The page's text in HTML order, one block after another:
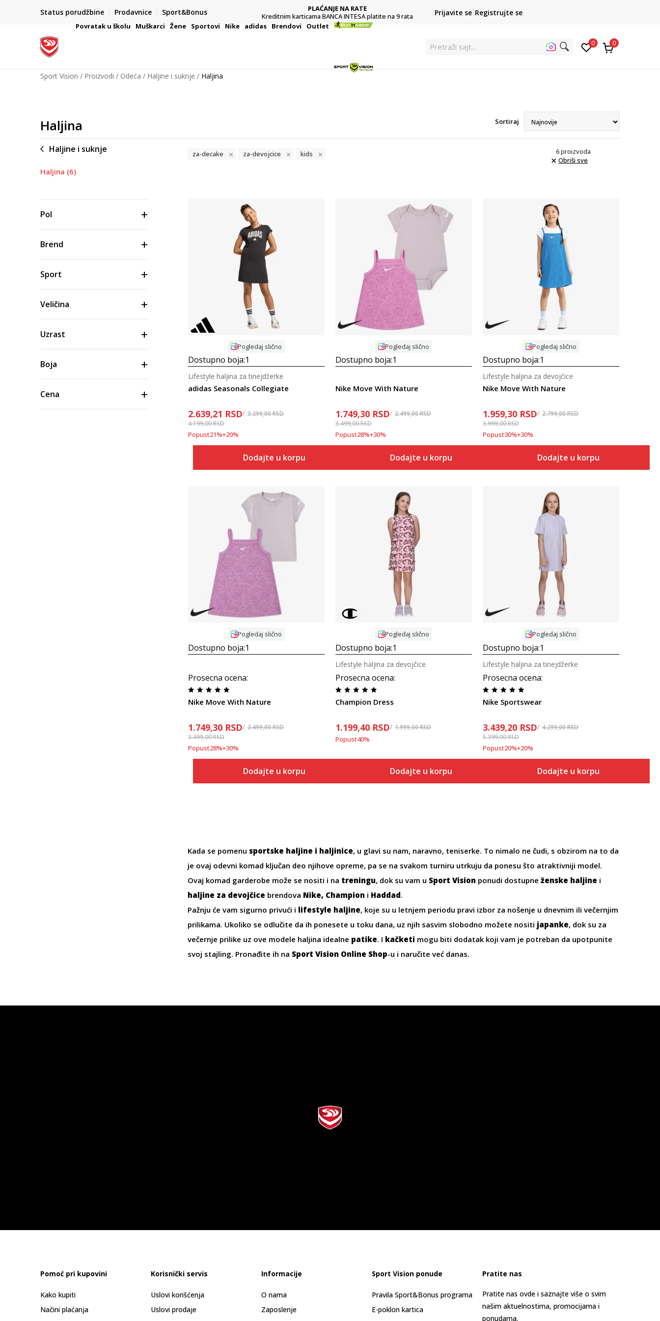
Status porudžbine Prodavnice Sport&Bonus
VAŽNO OBAVEŠTENJE ZA POTROŠAČE
PLAĆANJE NA RATE
Kreditnim karticama BANCA INTESA platite na 9 rata
POZOVITE NAS
011 422 1422
Prijavite se Registrujte se
Povratak u školu Muškarci Žene Sportovi Nike adidas Brendovi Outlet
Pr 0 0
Sport Vision Proizvodi Odeća Haljine i suknje Haljina
Haljina Sortiraj
Haljine i suknje
Haljina (6)
Pol
Brend
Sport
Veličina
Uzrast
Boja
Cena
za-decake za-devojcice kids 6proizvoda
Obriši sve
Uporedi
Pogledaj slično
Dostupno boja:1
adidas Seasonals Collegiate
Lifestyle haljina za tinejdžerke
2.639,21 RSD 3.299,00RSD
4.199,00RSD
Popust21%+20%
Dodajte u korpu
Uporedi
Pogledaj slično
Dostupno boja:1
Nike Move With Nature
1.749,30 RSD 2.499,00RSD
3.499,00RSD
Popust28%+30%
Dodajte u korpu
Uporedi
Pogledaj slično
Dostupno boja:1
Nike Move With Nature
Lifestyle haljina za devojčice
1.959,30 RSD 2.799,00RSD
3.999,00RSD
Popust30%+30%
Dodajte u korpu
Uporedi
Pogledaj slično
Dostupno boja:1
Prosecna ocena:
Nike Move With Nature
1.749,30 RSD 2.499,00RSD
3.499,00RSD
Popust28%+30%
Dodajte u korpu
Uporedi
Pogledaj slično
Dostupno boja:1
Prosecna ocena:
Champion Dress
Lifestyle haljina za devojčice
1.199,40 RSD 1.999,00RSD
Popust40%
Dodajte u korpu
Uporedi
Pogledaj slično
Dostupno boja:1
Prosecna ocena:
Nike Sportswear
Lifestyle haljina za tinejdžerke
3.439,20 RSD 4.299,00RSD
5.399,00RSD
Popust20%+20%
Dodajte u korpu
Kada se pomenu sportske haljine i haljinice, u glavi su nam, naravno, teniserke. To nimalo ne čudi, s obzirom na to da
je ovaj odevni komad ključan deo njihove opreme, pa se na svakom turniru utrkuju da ponesu što atraktivniji model.
Ovaj komad garderobe može se nositi i na treningu, dok su vam u Sport Vision ponudi dostupne ženske haljine i
haljine za devojčice brendova Nike, Champion i Haddad.
Pažnju će vam sigurno privući i lifestyle haljine, koje su u letnjem periodu pravi izbor za nošenje u dnevnim ili večernjim
prilikama. Ukoliko se odlučite da ih ponesete u toku dana, uz njih sasvim slobodno možete nositi japanke, dok su za
večernje prilike uz ove modele haljina idealne patike. I kačketi mogu biti dodatak koji vam je potreban da upotpunite
svoj stajling. Pronađite ih na Sport Vision Online Shop-u i naručite već danas.
Pomoć pri kupovini
Kako kupiti
Načini plaćanja
Korisnički servis
Uslovi korišćenja
Uslovi prodaje
Informacije
O nama
Zaposlenje
Sport Vision ponude
Pravila Sport&Bonus programa
E-poklon kartica
Pratite nas
Pratite nas ovde i saznajte više o svim
našim aktuelnostima, promocijama i
ponudama.